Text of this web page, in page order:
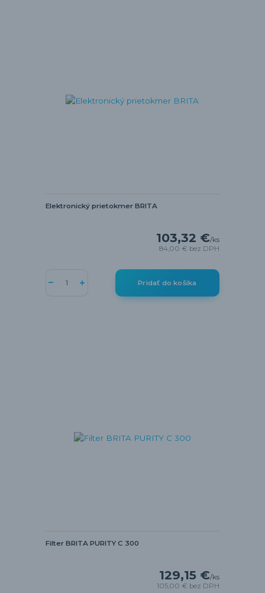
Elektronický prietokmer BRITA
103,32 €/ks
84,00 € bez DPH
Pridať do košíka
Filter BRITA PURITY C 300
129,15 €/ks
105,00 € bez DPH